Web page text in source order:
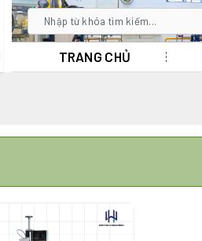
TRANG CHỦ